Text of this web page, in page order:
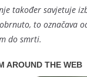
također savjetuje
to označava
do smrti.